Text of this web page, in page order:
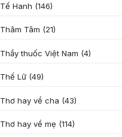
Tế Hanh (146)
Thâm Tâm (21)
Thầy thuốc Việt Nam (4)
Thế Lữ (49)
Thơ hay về cha (43)
Thơ hay về mẹ (114)